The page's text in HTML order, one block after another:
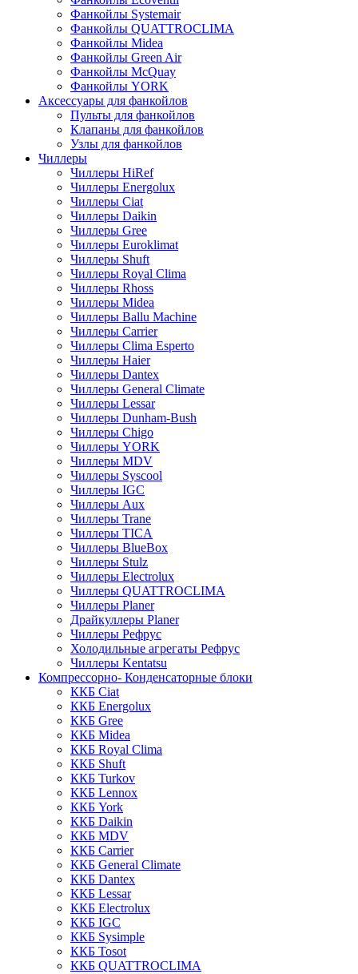
Фанкойлы Systemair
Фанкойлы QUATTROCLIMA
Фанкойлы Midea
Фанкойлы Green Air
Фанкойлы McQuay
Фанкойлы YORK
Аксессуары для фанкойлов
Пульты для фанкойлов
Клапаны для фанкойлов
Узлы для фанкойлов
Чиллеры
Чиллеры HiRef
Чиллеры Energolux
Чиллеры Ciat
Чиллеры Daikin
Чиллеры Gree
Чиллеры Euroklimat
Чиллеры Shuft
Чиллеры Royal Clima
Чиллеры Rhoss
Чиллеры Midea
Чиллеры Ballu Machine
Чиллеры Carrier
Чиллеры Clima Esperto
Чиллеры Haier
Чиллеры Dantex
Чиллеры General Climate
Чиллеры Lessar
Чиллеры Dunham-Bush
Чиллеры Chigo
Чиллеры YORK
Чиллеры MDV
Чиллеры Syscool
Чиллеры IGC
Чиллеры Aux
Чиллеры Trane
Чиллеры TICA
Чиллеры BlueBox
Чиллеры Stulz
Чиллеры Electrolux
Чиллеры QUATTROCLIMA
Чиллеры Planer
Драйкуллеры Planer
Чиллеры Рефрус
Холодильные агрегаты Рефрус
Чиллеры Kentatsu
Компрессорно- Конденсаторные блоки
ККБ Ciat
ККБ Energolux
ККБ Gree
ККБ Midea
ККБ Royal Clima
ККБ Shuft
ККБ Turkov
ККБ Lennox
ККБ York
ККБ Daikin
ККБ MDV
ККБ Carrier
ККБ General Climate
ККБ Dantex
ККБ Lessar
ККБ Electrolux
ККБ IGC
ККБ Sysimple
ККБ Tosot
ККБ QUATTROCLIMA